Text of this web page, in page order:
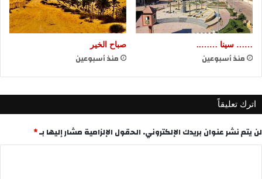
…… سينا ……..
منذ أسبوعين
صباح الخير
منذ أسبوعين
اترك تعليقاً
لن يتم نشر عنوان بريدك الإلكتروني. الحقول الإلزامية مشار إليها بـ*